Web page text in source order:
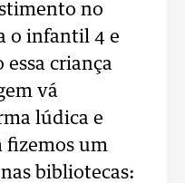
no
o infantil 4 e
criança
vá
lúdica e
fizemos um
bibliotecas: